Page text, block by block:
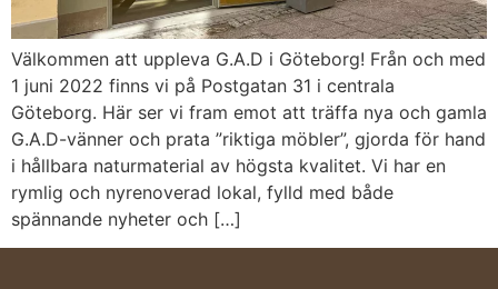
Välkommen att uppleva G.A.D i Göteborg! Från och med
1 juni 2022 finns vi på Postgatan 31 i centrala
Göteborg. Här ser vi fram emot att träffa nya och gamla
G.A.D-vänner och prata ”riktiga möbler”, gjorda för hand
i hållbara naturmaterial av högsta kvalitet. Vi har en
rymlig och nyrenoverad lokal, fylld med både
spännande nyheter och […]